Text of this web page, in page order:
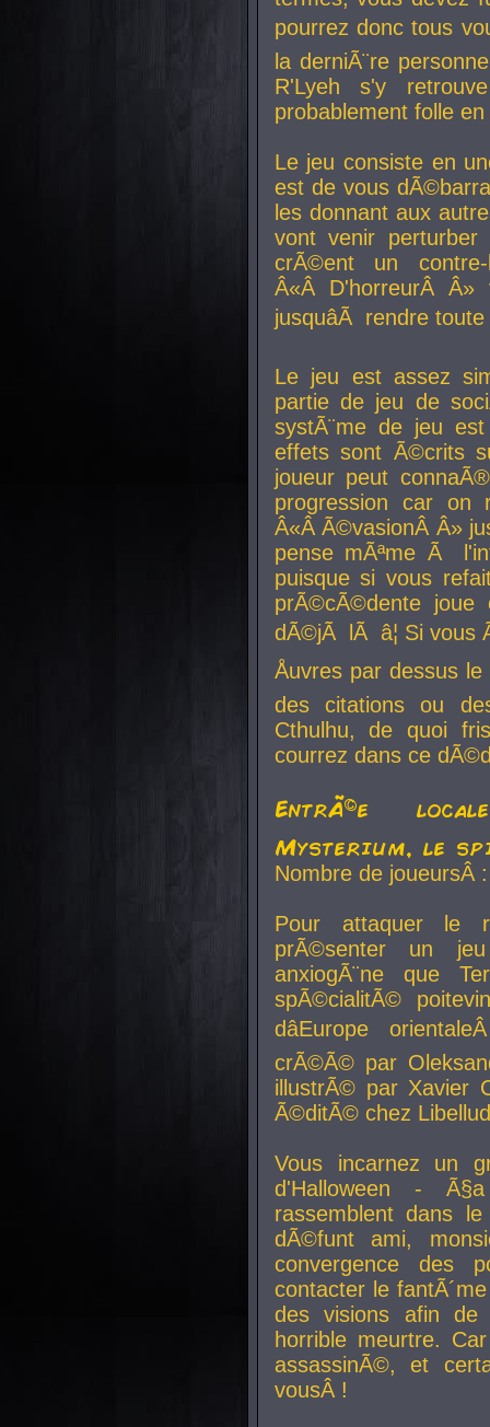
pourrez donc tous
la derniÃ¨re
R'Lyeh s'y
probablement folle
Le jeu consiste en
est de vous
les donnant aux
vont venir perturber
crÃ©ent un
Â«Â D'horreurÂ
jusquâÃ rendre
Le jeu est assez
partie de jeu de
systÃ¨me de jeu
effets sont Ã©crits
joueur peut
progression car
Â«Â Ã©vasionÂ Â»
pense mÃªme Ã
puisque si vous
prÃ©cÃ©dente
dÃ©jÃ lÃ â¦ Si vous
Åuvres par dessus
des citations ou
Cthulhu, de quoi
courrez dans ce
EntrÃ©e
Mysterium, le
Nombre de
Pour attaquer le
prÃ©senter un
anxiogÃ¨ne que
spÃ©cialitÃ©
dâEurope
crÃ©Ã© par
illustrÃ© par Xavier
Ã©ditÃ© chez
Vous incarnez un
d'Halloween -
rassemblent dans
dÃ©funt ami,
convergence des
contacter le
des visions afin
horrible meurtre.
assassinÃ©, et
vousÂ !